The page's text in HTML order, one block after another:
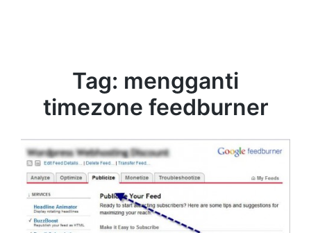
Tag: mengganti
timezone feedburner